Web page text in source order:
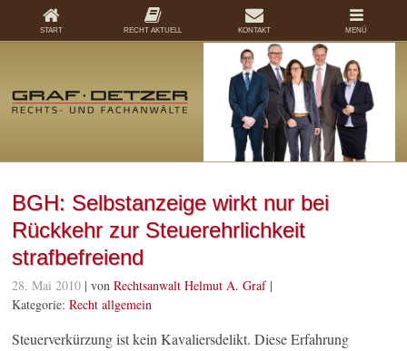
BGH: Selbstanzeige wirkt nur bei
Rückkehr zur Steuerehrlichkeit
strafbefreiend
28. Mai 2010 | vonRechtsanwalt Helmut A. Graf|
Kategorie:Recht allgemein
Steuerverkürzung ist kein Kavaliersdelikt. Diese Erfahrung
START RECHT AKTUELL KONTAKT MENÜ